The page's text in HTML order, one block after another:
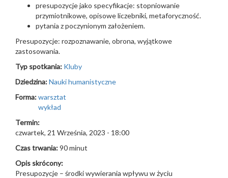
presupozycje jako specyfikacje: stopniowanie
przymiotnikowe, opisowe liczebniki, metaforyczność.
pytania z poczynionym założeniem.
Presupozycje: rozpoznawanie, obrona, wyjątkowe
zastosowania.
Typ spotkania: Kluby
Dziedzina:Nauki humanistyczne
Forma:warsztat
wykład
Termin:
czwartek, 21 Września, 2023 - 18:00
Czas trwania:90 minut
Opis skrócony:
Presupozycje – środki wywierania wpływu w życiu